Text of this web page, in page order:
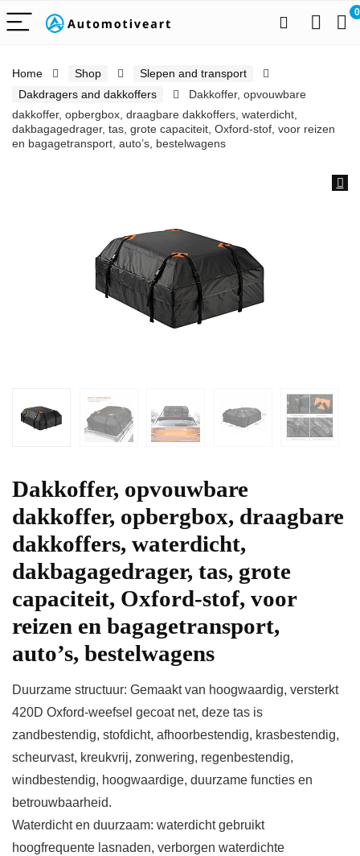
0
Home Shop
Slepen and transport
Dakdragers and dakkoffers
Dakkoffer, opvouwbare
dakkoffer, opbergbox, draagbare dakkoffers, waterdicht,
dakbagagedrager, tas, grote capaciteit, Oxford-stof, voor reizen
en bagagetransport, auto’s, bestelwagens
Dakkoffer, opvouwbare
dakkoffer, opbergbox, draagbare
dakkoffers, waterdicht,
dakbagagedrager, tas, grote
capaciteit, Oxford-stof, voor
reizen en bagagetransport,
auto’s, bestelwagens
Duurzame structuur: Gemaakt van hoogwaardig, versterkt
420D Oxford-weefsel gecoat net, deze tas is
zandbestendig, stofdicht, afhoorbestendig, krasbestendig,
scheurvast, kreukvrij, zonwering, regenbestendig,
windbestendig, hoogwaardige, duurzame functies en
betrouwbaarheid.
Waterdicht en duurzaam: waterdicht gebruikt
hoogfrequente lasnaden, verborgen waterdichte